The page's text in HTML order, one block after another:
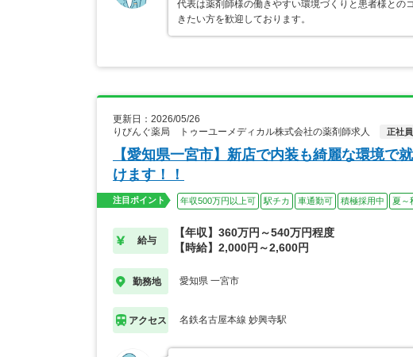
代表は薬剤師様の働きやすい環境づくりと患者様との
きたい方を歓迎しております。
更新日：2026/05/26
りびんぐ薬局 トゥーユーメディカル株式会社の薬剤師求人
正社員
【愛知県一宮市】新店で内装も綺麗な環境で
けます！！
注目ポイント 年収500万円以上可 駅チカ 車通勤可 積極採用中 夏～
給与
【年収】360万円～540万円程度
【時給】2,000円～2,600円
勤務地 愛知県 一宮市
アクセス 名鉄名古屋本線 妙興寺駅